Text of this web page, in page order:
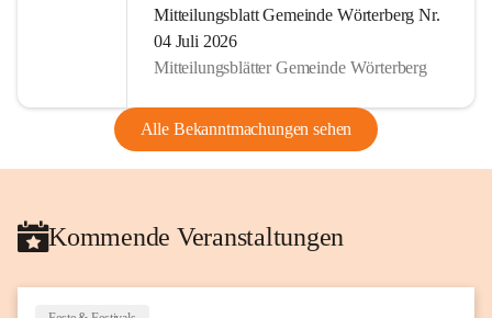
Mitteilungsblatt Gemeinde Wörterberg Nr.
04 Juli 2026
Mitteilungsblätter Gemeinde Wörterberg
Alle Bekanntmachungen sehen
Kommende Veranstaltungen